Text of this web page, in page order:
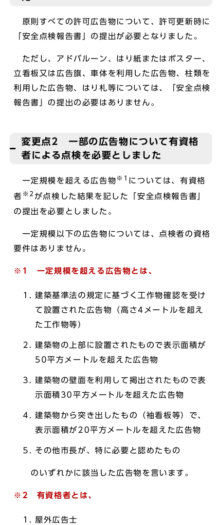
原則すべての許可広告物について、許可更新時に
「安全点検報告書」の提出が必要となりました。
ただし、アドバルーン、はり紙またはポスター、
立看板又は広告旗、車体を利用した広告物、柱類を
利用した広告物、はり札等については、「安全点検
報告書」の提出の必要はありません。
変更点2 一部の広告物について有資格
者による点検を必要としました
一定規模を超える広告物 ※1 については、有資格
者 ※2 が点検した結果を記した「安全点検報告書」
の提出を必要としました。
一定規模以下の広告物については、点検者の資格
要件はありません。
※1 一定規模を超える広告物とは、
建築基準法の規定に基づく工作物確認を受け
て設置された広告物（高さ4メートルを超え
た工作物等）
建築物の上部に設置されたもので表示面積が
50平方メートルを超えた広告物
建築物の壁面を利用して掲出されたもので表
示面積30平方メートルを超えた広告物
建築物から突き出したもの（袖看板等）で、
表示面積が20平方メートルを超えた広告物
その他市長が、特に必要と認めたもの
のいずれかに該当した広告物を言います。
※2 有資格者とは、
屋外広告士